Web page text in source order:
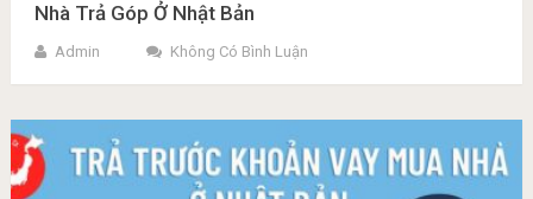
Nhà Trả Góp Ở Nhật Bản
Admin Không Có Bình Luận